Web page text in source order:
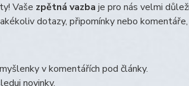
Vaše zpětná vazba je pro nás velmi
dotazy, připomínky nebo
v komentářích pod články.
novinky.